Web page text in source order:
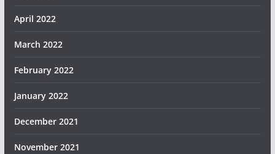
April 2022
March 2022
February 2022
January 2022
December 2021
November 2021